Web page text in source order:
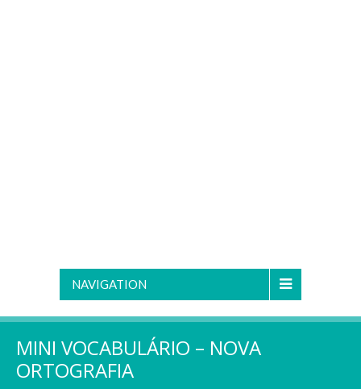
NAVIGATION
MINI VOCABULÁRIO – NOVA
ORTOGRAFIA